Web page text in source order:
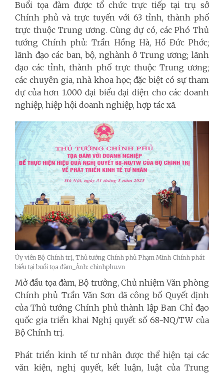
Buổi tọa đàm được tổ chức trực tiếp tại trụ sở
Chính phủ và trực tuyến với 63 tỉnh, thành phố
trực thuộc Trung ương. Cùng dự có, các Phó Thủ
tướng Chính phủ: Trần Hồng Hà, Hồ Đức Phớc;
lãnh đạo các ban, bộ, nghành ở Trung ương; lãnh
đạo các tỉnh, thành phố trực thuộc Trung ương;
các chuyên gia, nhà khoa học; đặc biệt có sự tham
dự của hơn 1.000 đại biểu đại diện cho các doanh
nghiệp, hiệp hội doanh nghiệp, hợp tác xã.
Ủy viên Bộ Chính trị, Thủ tướng Chính phủ Phạm Minh Chính phát
biểu tại buổi tọa đàm_Ảnh: chinhphu.vn
Mở đầu tọa đàm, Bộ trưởng, Chủ nhiệm Văn phòng
Chính phủ Trần Văn Sơn đã công bố Quyết định
của Thủ tướng Chính phủ thành lập Ban Chỉ đạo
quốc gia triển khai Nghị quyết số 68-NQ/TW của
Bộ Chính trị.
Phát triển kinh tế tư nhân được thể hiện tại các
văn kiện, nghị quyết, kết luận, luật của Trung